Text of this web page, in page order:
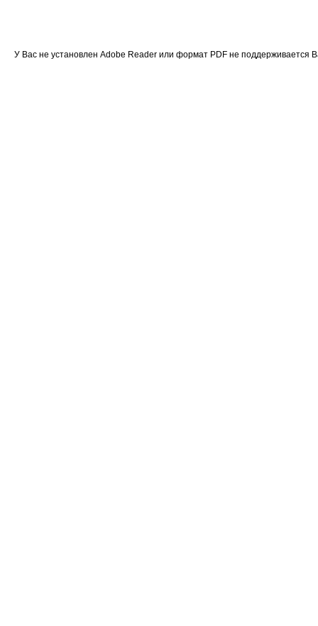
У Вас не установлен Adobe Reader или формат PDF не поддерживается